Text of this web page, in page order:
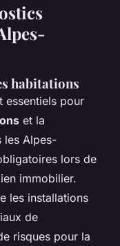
habitations
essentiels pour
et la
les Alpes-
lors de
immobilier.
les installations
de
risques pour la